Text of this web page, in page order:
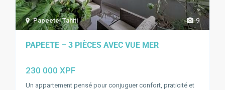
9
Papeete,Tahiti
PAPEETE – 3 PIÈCES AVEC VUE MER
230 000 XPF
Un appartement pensé pour conjuguer confort, praticité et